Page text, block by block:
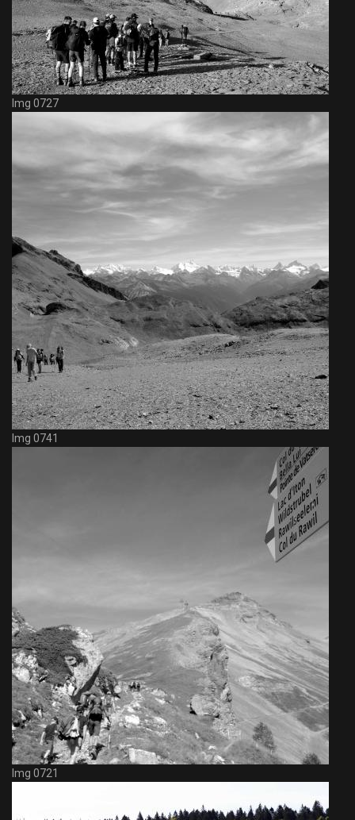
Img 0727
Img 0741
Img 0721